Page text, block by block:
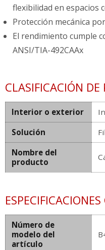
flexibilidad en espacios
Protección mecánica
El rendimiento cumple
ANSI/TIA-492CAAx
CLASIFICACIÓN DE
Interior o exterior
Solución
Nombre del
producto
Número de
modelo del
artículo